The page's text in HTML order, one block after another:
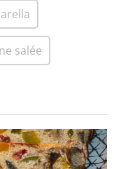
salée